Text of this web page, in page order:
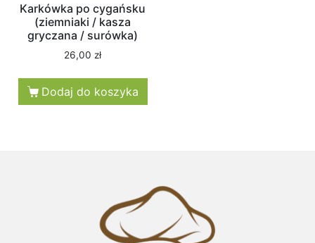
Karkówka po cygańsku
(ziemniaki / kasza
gryczana / surówka)
26,00 zł
Dodaj do koszyka